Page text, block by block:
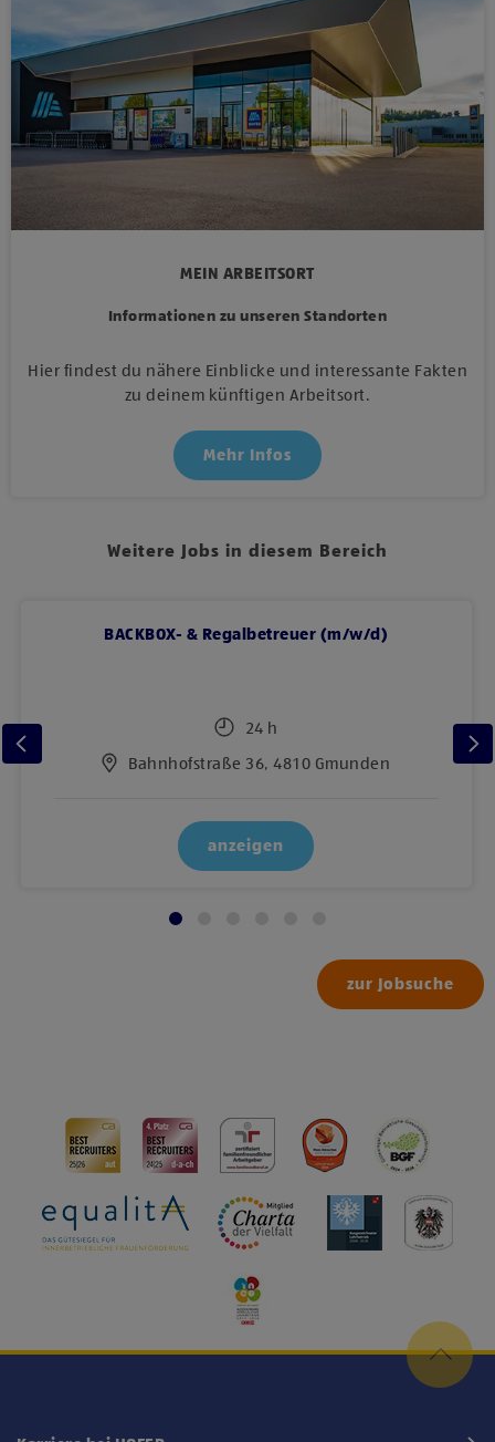
MEIN ARBEITSORT
Informationen zu unseren Standorten
Hier findest du nähere Einblicke und interessante Fakten
zu deinem künftigen Arbeitsort.
Mehr Infos
Weitere Jobs in diesem Bereich
BACKBOX- & Regalbetreuer (m/w/d)
24 h
Bahnhofstraße 36, 4810 Gmunden
anzeigen
zur Jobsuche